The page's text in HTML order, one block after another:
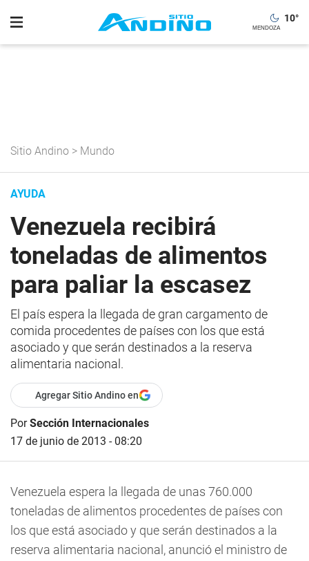
10°
Sitio Andino > Mundo
AYUDA
Venezuela recibirá
toneladas de alimentos
para paliar la escasez
El país espera la llegada de gran cargamento de
comida procedentes de países con los que está
asociado y que serán destinados a la reserva
alimentaria nacional.
Agregar Sitio Andino en
PorSección Internacionales
17 de junio de 2013 - 08:20
Venezuela espera la llegada de unas 760.000
toneladas de alimentos procedentes de países con
los que está asociado y que serán destinados a la
reserva alimentaria nacional, anunció el ministro de